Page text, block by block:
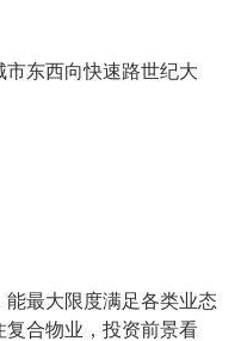
东西向快速路世纪大
最大限度满足各类业态
复合物业，投资前景看